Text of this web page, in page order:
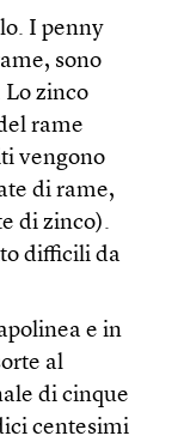
I penny
sono
zinco
rame
vengono
di rame,
di zinco).
difficili da
e in
al
di cinque
centesimi